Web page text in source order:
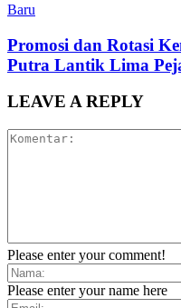
Baru
Promosi dan Rotasi
Putra Lantik Lima
LEAVE A REPLY
Please enter your comment!
Please enter your name here